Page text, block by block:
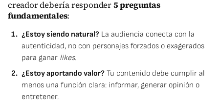
creador debería responder5 preguntas
fundamentales:
¿Estoy siendo natural? La audiencia conecta con la
autenticidad, no con personajes forzados o exagerados
para ganar likes.
¿Estoy aportando valor? Tu contenido debe cumplir al
menos una función clara: informar, generar opinión o
entretener.